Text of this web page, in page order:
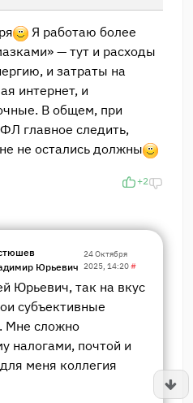
Я работаю более
— тут и расходы
и затраты на
интернет, и
В общем, при
главное следить,
не остались должны
+2
Юрьевич
24 Октября
2025, 14:20#
Юрьевич, так на вкус
субъективные
Мне сложно
налогами, почтой и
меня коллегия